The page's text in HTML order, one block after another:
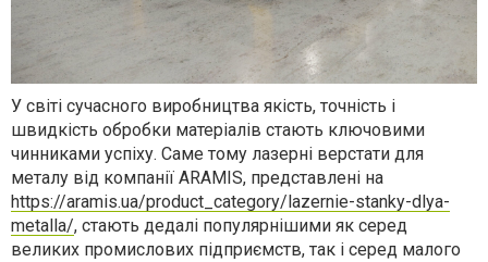
У світі сучасного виробництва якість, точність і
швидкість обробки матеріалів стають ключовими
чинниками успіху. Саме тому лазерні верстати для
металу від компанії ARAMIS, представлені на
https://aramis.ua/product_category/lazernie-stanky-dlya-
metalla/, стають дедалі популярнішими як серед
великих промислових підприємств, так і серед малого